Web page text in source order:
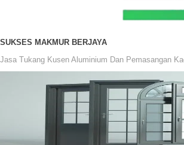
SUKSES MAKMUR BERJAYA
Jasa Tukang Kusen Aluminium Dan Pemasangan